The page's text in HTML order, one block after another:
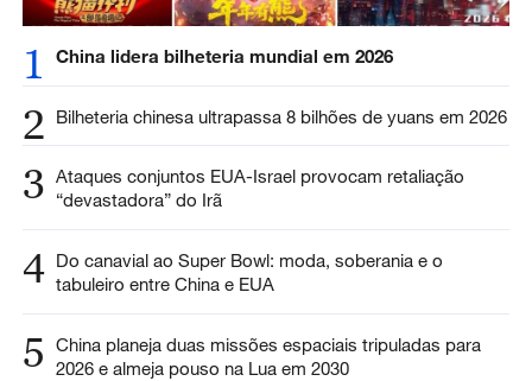
1 China lidera bilheteria mundial em 2026
2 Bilheteria chinesa ultrapassa 8 bilhões de yuans em 2026
3 Ataques conjuntos EUA-Israel provocam retaliação
“devastadora” do Irã
4 Do canavial ao Super Bowl: moda, soberania e o
tabuleiro entre China e EUA
5
China planeja duas missões espaciais tripuladas para
2026 e almeja pouso na Lua em 2030